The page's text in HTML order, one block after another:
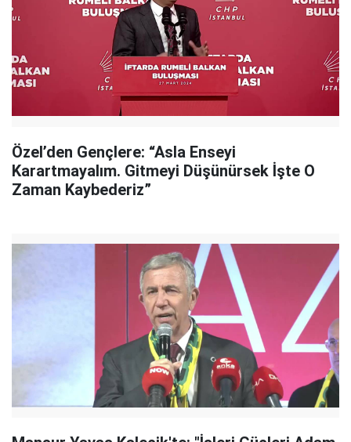
Özel’den Gençlere: “Asla Enseyi
Karartmayalım. Gitmeyi Düşünürsek İşte O
Zaman Kaybederiz”